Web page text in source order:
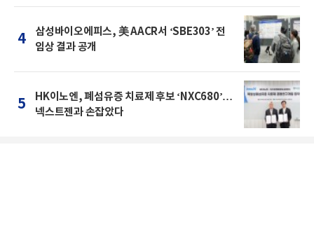
4
삼성바이오에피스, 美 AACR서 ‘SBE303’ 전
임상 결과 공개
5
HK이노엔, 폐섬유증 치료제 후보 ‘NXC680’…
넥스트젠과 손잡았다